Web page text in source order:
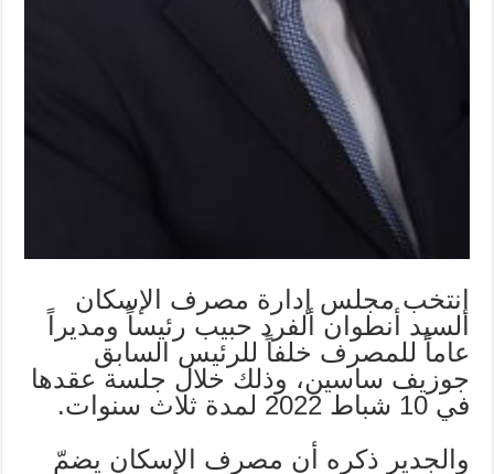
إنتخب مجلس إدارة مصرف الإسكان
السيد أنطوان ألفرد حبيب رئيساً ومديراً
عاماً للمصرف خلفاً للرئيس السابق
جوزيف ساسين، وذلك خلال جلسة عقدها
في 10 شباط 2022 لمدة ثلاث سنوات.
والجدير ذكره أن مصرف الإسكان يضمّ